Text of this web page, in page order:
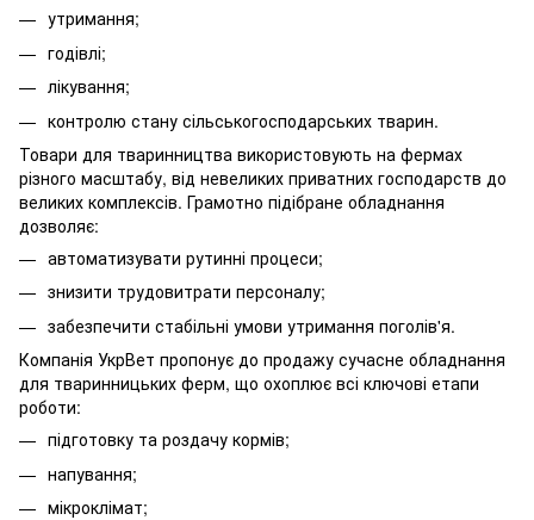
утримання;
годівлі;
лікування;
контролю стану сільськогосподарських тварин.
Товари для тваринництва використовують на фермах
різного масштабу, від невеликих приватних господарств до
великих комплексів. Грамотно підібране обладнання
дозволяє:
автоматизувати рутинні процеси;
знизити трудовитрати персоналу;
забезпечити стабільні умови утримання поголів'я.
Компанія УкрВет пропонує до продажу сучасне обладнання
для тваринницьких ферм, що охоплює всі ключові етапи
роботи:
підготовку та роздачу кормів;
напування;
мікроклімат;